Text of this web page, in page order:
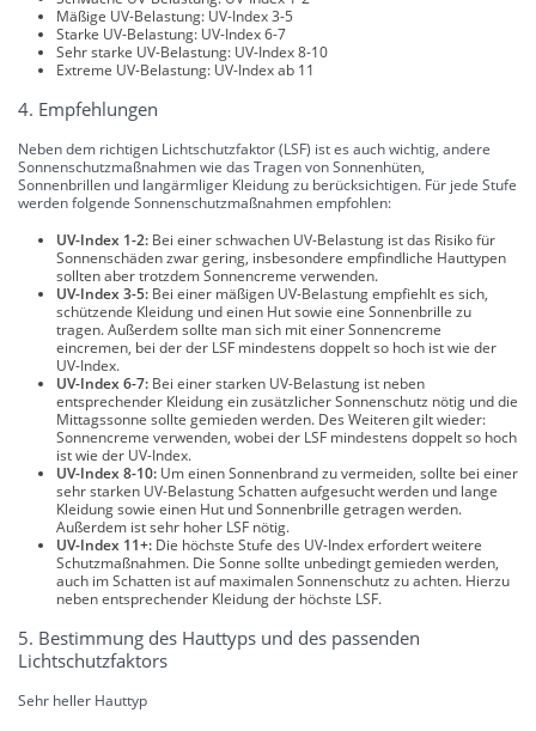
Mäßige UV-Belastung: UV-Index 3-5
Starke UV-Belastung: UV-Index 6-7
Sehr starke UV-Belastung: UV-Index 8-10
Extreme UV-Belastung: UV-Index ab 11
4. Empfehlungen
Neben dem richtigen Lichtschutzfaktor (LSF) ist es auch wichtig, andere
Sonnenschutzmaßnahmen wie das Tragen von Sonnenhüten,
Sonnenbrillen und langärmliger Kleidung zu berücksichtigen. Für jede Stufe
werden folgende Sonnenschutzmaßnahmen empfohlen:
UV-Index 1-2: Bei einer schwachen UV-Belastung ist das Risiko für
Sonnenschäden zwar gering, insbesondere empfindliche Hauttypen
sollten aber trotzdem Sonnencreme verwenden.
UV-Index 3-5: Bei einer mäßigen UV-Belastung empfiehlt es sich,
schützende Kleidung und einen Hut sowie eine Sonnenbrille zu
tragen. Außerdem sollte man sich mit einer Sonnencreme
eincremen, bei der der LSF mindestens doppelt so hoch ist wie der
UV-Index.
UV-Index 6-7: Bei einer starken UV-Belastung ist neben
entsprechender Kleidung ein zusätzlicher Sonnenschutz nötig und die
Mittagssonne sollte gemieden werden. Des Weiteren gilt wieder:
Sonnencreme verwenden, wobei der LSF mindestens doppelt so hoch
ist wie der UV-Index.
UV-Index 8-10: Um einen Sonnenbrand zu vermeiden, sollte bei einer
sehr starken UV-Belastung Schatten aufgesucht werden und lange
Kleidung sowie einen Hut und Sonnenbrille getragen werden.
Außerdem ist sehr hoher LSF nötig.
UV-Index 11+: Die höchste Stufe des UV-Index erfordert weitere
Schutzmaßnahmen. Die Sonne sollte unbedingt gemieden werden,
auch im Schatten ist auf maximalen Sonnenschutz zu achten. Hierzu
neben entsprechender Kleidung der höchste LSF.
5. Bestimmung des Hauttyps und des passenden
Lichtschutzfaktors
Sehr heller Hauttyp